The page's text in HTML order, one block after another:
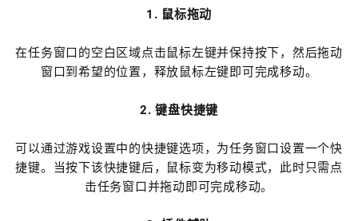
1. 鼠标拖动
在任务窗口的空白区域点击鼠标左键并保持按下，然后拖动
窗口到希望的位置，释放鼠标左键即可完成移动。
2. 键盘快捷键
可以通过游戏设置中的快捷键选项，为任务窗口设置一个快
捷键。当按下该快捷键后，鼠标变为移动模式，此时只需点
击任务窗口并拖动即可完成移动。